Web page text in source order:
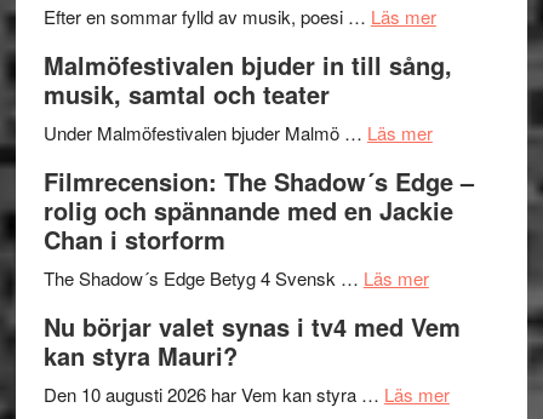
genrens
terräng
på
Efter en sommar fylld av musik, poesi … Läs merom
Endre,
Roland
Pöntinen
Artipelag
Malmöfestivalen bjuder in till sång,
musik, samtal och teater
Under Malmöfestivalen bjuder Malmö … Läs merom
bjuder
in
samtal
teater
Filmrecension: The Shadow´s Edge –
rolig och spännande med en Jackie
Chan i storform
The Shadow´s Edge Betyg 4 Svensk … Läs merom
Filmrecension:
The
´s
Nu börjar valet synas i tv4 med Vem
kan styra Mauri?
Den 10 augusti 2026 har Vem kan styra … Läs merom